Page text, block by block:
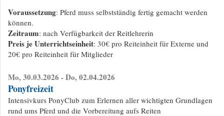
Voraussetzung: Pferd muss selbstständig fertig gemacht werden
können.
Zeitraum: nach Verfügbarkeit der Reitlehrerin
Preis je Unterrichtseinheit: 30€ pro Reiteinheit für Externe und
20€ pro Reiteinheit für Mitglieder
Mo, 30.03.2026 - Do, 02.04.2026
Ponyfreizeit
Intensivkurs PonyClub zum Erlernen aller wichtigten Grundlagen
rund ums Pferd und die Vorbereitung aufs Reiten